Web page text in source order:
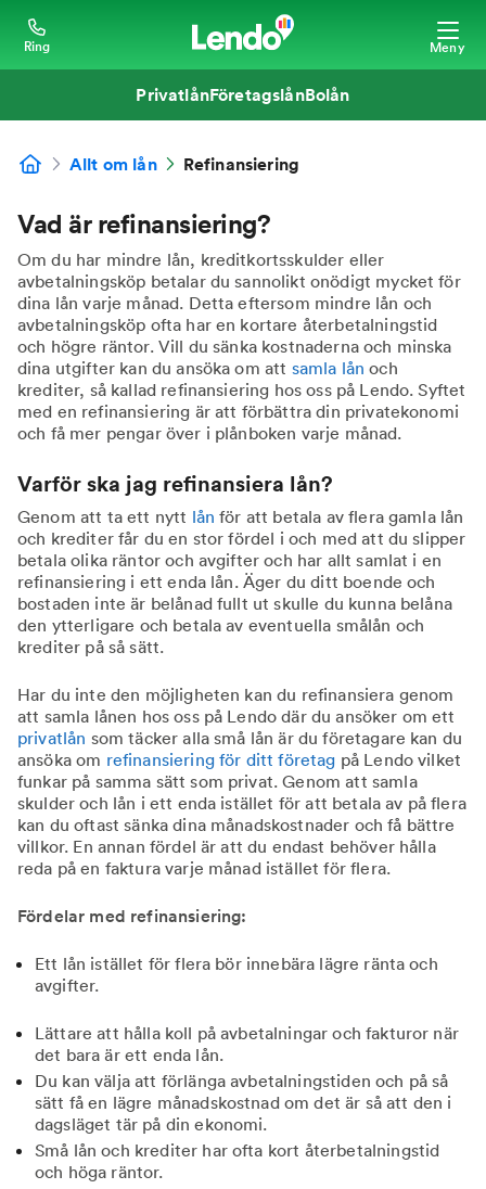
Ring Meny
PrivatlånFöretagslånBolån
Allt om lån Refinansiering
Vad är refinansiering?
Om du har mindre lån, kreditkortsskulder eller
avbetalningsköp betalar du sannolikt onödigt mycket för
dina lån varje månad. Detta eftersom mindre lån och
avbetalningsköp ofta har en kortare återbetalningstid
och högre räntor. Vill du sänka kostnaderna och minska
dina utgifter kan du ansöka om att samla lån och
krediter, så kallad refinansiering hos oss på Lendo. Syftet
med en refinansiering är att förbättra din privatekonomi
och få mer pengar över i plånboken varje månad.
Varför ska jag refinansiera lån?
Genom att ta ett nytt lån för att betala av flera gamla lån
och krediter får du en stor fördel i och med att du slipper
betala olika räntor och avgifter och har allt samlat i en
refinansiering i ett enda lån. Äger du ditt boende och
bostaden inte är belånad fullt ut skulle du kunna belåna
den ytterligare och betala av eventuella smålån och
krediter på så sätt.
Har du inte den möjligheten kan du refinansiera genom
att samla lånen hos oss på Lendo där du ansöker om ett
privatlån som täcker alla små lån är du företagare kan du
ansöka om refinansiering för ditt företag på Lendo vilket
funkar på samma sätt som privat. Genom att samla
skulder och lån i ett enda istället för att betala av på flera
kan du oftast sänka dina månadskostnader och få bättre
villkor. En annan fördel är att du endast behöver hålla
reda på en faktura varje månad istället för flera.
Fördelar med refinansiering:
Ett lån istället för flera bör innebära lägre ränta och
avgifter.
Lättare att hålla koll på avbetalningar och fakturor när
det bara är ett enda lån.
Du kan välja att förlänga avbetalningstiden och på så
sätt få en lägre månadskostnad om det är så att den i
dagsläget tär på din ekonomi.
Små lån och krediter har ofta kort återbetalningstid
och höga räntor.